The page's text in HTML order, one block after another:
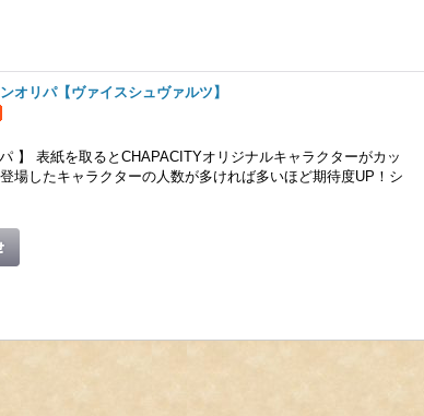
オリパ【ヴァイスシュヴァルツ】
】 表紙を取るとCHAPACITYオリジナルキャラクターがカッ
場したキャラクターの人数が多ければ多いほど期待度UP！シ